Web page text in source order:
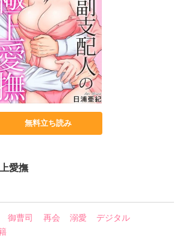
無料立ち読み
愛撫
御曹司 再会 溺愛
デジタル